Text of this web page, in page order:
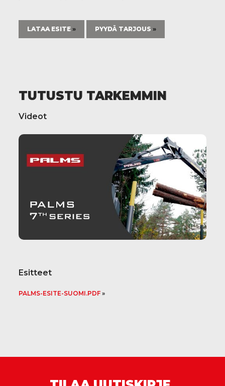
LATAA ESITE PYYDÄ TARJOUS
TUTUSTU TARKEMMIN
Videot
Esitteet
PALMS-ESITE-SUOMI.PDF